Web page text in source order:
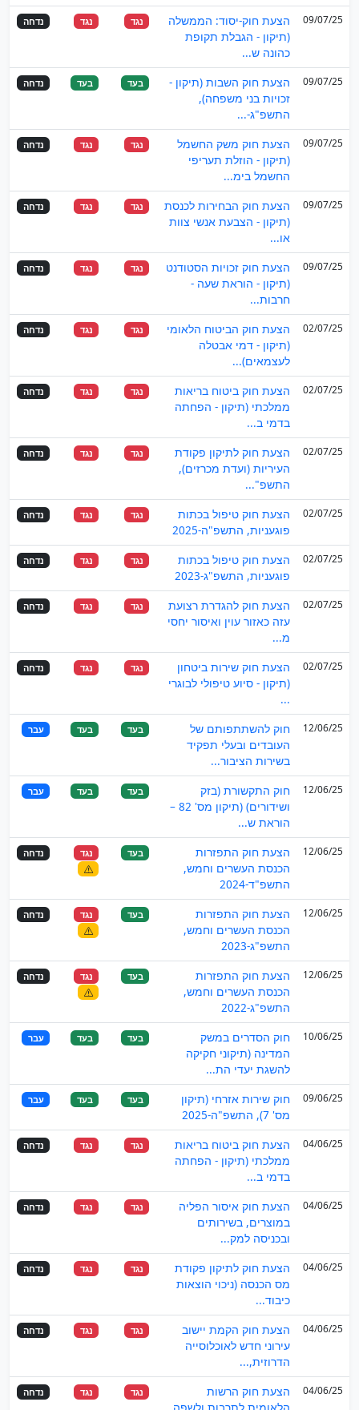
09/07/25
הצעת חוק-יסוד: הממשלה
(תיקון - הגבלת תקופת
כהונה ש...
נגד נגד נדחה
09/07/25
הצעת חוק השבות (תיקון -
זכויות בני משפחה),
התשפ"ג-...
בעד בעד נדחה
09/07/25
הצעת חוק משק החשמל
(תיקון - הוזלת תעריפי
החשמל בימ...
נגד נגד נדחה
09/07/25
הצעת חוק הבחירות לכנסת
(תיקון - הצבעת אנשי צוות
או...
נגד נגד נדחה
09/07/25
הצעת חוק זכויות הסטודנט
(תיקון - הוראת שעה -
חרבות...
נגד נגד נדחה
02/07/25
הצעת חוק הביטוח הלאומי
(תיקון - דמי אבטלה
לעצמאים)...
נגד נגד נדחה
02/07/25
הצעת חוק ביטוח בריאות
ממלכתי (תיקון - הפחתה
בדמי ב...
נגד נגד נדחה
02/07/25
הצעת חוק לתיקון פקודת
העיריות (ועדת מכרזים),
התשפ"...
נגד נגד נדחה
02/07/25
הצעת חוק טיפול בכתות
פוגעניות, התשפ"ה-2025
נגד נגד נדחה
02/07/25
הצעת חוק טיפול בכתות
פוגעניות, התשפ"ג-2023
נגד נגד נדחה
02/07/25
הצעת חוק להגדרת רצועת
עזה כאזור עוין ואיסור יחסי
מ...
נגד נגד נדחה
02/07/25
הצעת חוק שירות ביטחון
(תיקון - סיוע טיפולי לבוגרי
...
נגד נגד נדחה
12/06/25
חוק להשתתפותם של
העובדים ובעלי תפקיד
בשירות הציבור...
בעד בעד עבר
12/06/25
חוק התקשורת (בזק
ושידורים) (תיקון מס' 82 –
הוראת ש...
בעד בעד עבר
12/06/25
הצעת חוק התפזרות
הכנסת העשרים וחמש,
התשפ"ד-2024
בעד נגד נדחה
12/06/25
הצעת חוק התפזרות
הכנסת העשרים וחמש,
התשפ"ג-2023
בעד נגד נדחה
12/06/25
הצעת חוק התפזרות
הכנסת העשרים וחמש,
התשפ"ג-2022
בעד נגד נדחה
10/06/25
חוק הסדרים במשק
המדינה (תיקוני חקיקה
להשגת יעדי הת...
בעד בעד עבר
09/06/25
חוק שירות אזרחי (תיקון
מס' 7), התשפ"ה-2025
בעד בעד עבר
04/06/25
הצעת חוק ביטוח בריאות
ממלכתי (תיקון - הפחתה
בדמי ב...
נגד נגד נדחה
04/06/25
הצעת חוק איסור הפליה
במוצרים, בשירותים
ובכניסה למק...
נגד נגד נדחה
04/06/25
הצעת חוק לתיקון פקודת
מס הכנסה (ניכוי הוצאות
כיבוד...
נגד נגד נדחה
04/06/25
הצעת חוק הקמת יישוב
עירוני חדש לאוכלוסייה
הדרוזית,...
נגד נגד נדחה
04/06/25
הצעת חוק הרשות
נגד נגד נדחה